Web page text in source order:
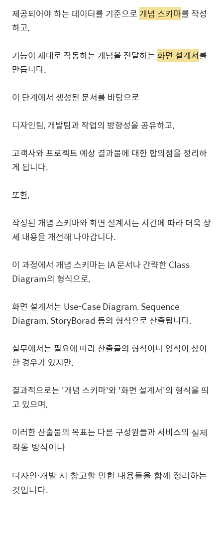
제공되어야 하는 데이터를 기준으로 개념 스키마를 작성
하고,
기능이 제대로 작동하는 개념을 전달하는화면 설계서를
만듭니다.
이 단계에서 생성된 문서를 바탕으로
디자인팀, 개발팀과 작업의 방향성을 공유하고,
고객사와 프로젝트 예상 결과물에 대한 합의점을 정리하
게 됩니다.
또한,
작성된 개념 스키마와 화면 설계서는 시간에 따라 더욱 상
세 내용을 개선해 나아갑니다.
이 과정에서 개념 스키마는 IA 문서나 간략한 Class
Diagram의 형식으로,
화면 설계서는 Use-Case Diagram, Sequence
Diagram, StoryBorad 등의 형식으로 산출됩니다.
실무에서는 필요에 따라 산출물의 형식이나 양식이 상이
한 경우가 있지만,
결과적으로는 '개념 스키마'와 '화면 설계서'의 형식을 띄
고 있으며,
이러한 산출물의 목표는 다른 구성원들과 서비스의 실제
작동 방식이나
디자인·개발 시 참고할 만한 내용들을 함께 정리하는
것입니다.